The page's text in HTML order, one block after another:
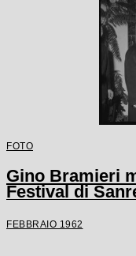
FOTO
Gino Bramieri
Festival di
FEBBRAIO 1962